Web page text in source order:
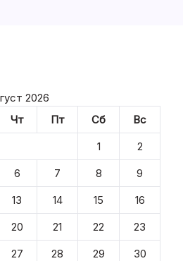
2026
Чт Пт Сб
Вс
1
2
6 7 8
9
13 14 15
16
20 21 22
23
27 28 29
30